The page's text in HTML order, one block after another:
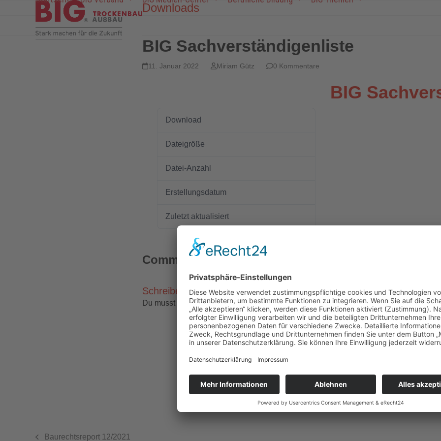
Downloads
BIG Sachverständigenliste
11. Januar 2022 Miriam Gütz 0 Kommentare
Download
Dateigröße
Datei-Anzahl
Erstellungsdatum
Zuletzt aktualisiert
BIG
Comments (0)
Schreibe einen Kommentar
Du musst angemeldetsein, um einen Kommentar abzugeben.
Baurechtsreport 12/2021